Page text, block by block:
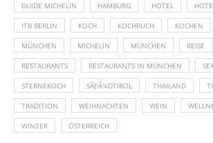
GUIDE MICHELIN HAMBURG HOTEL
ITB BERLIN KOCH KOCHBUCH KOCHEN
MÜNCHEN MICHELIN MÜNCHEN REISE
RESTAURANTS RESTAURANTS IN MÜNCHEN
STERNEKOCH SÃƑÂ¼DTIROL THAILAND
TRADITION WEIHNACHTEN WEIN
WINZER ÖSTERREICH